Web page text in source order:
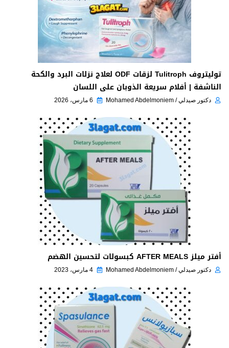
توليتروف Tulitroph لزقات ODF لعلاج نزلات البرد والكحة
الناشفة | أفلام سريعة الذوبان على اللسان
دكتور صيدلي / Mohamed Abdelmoniem 6 مارس، 2026
أفتر ميلز AFTER MEALS كبسولات لتحسين الهضم
دكتور صيدلي / Mohamed Abdelmoniem 4 مارس، 2023